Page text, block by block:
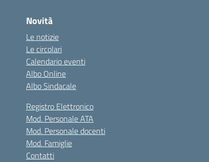
Novità
Le notizie
Le circolari
Calendario eventi
Albo Online
Albo Sindacale
Registro Elettronico
Mod. Personale ATA
Mod. Personale docenti
Mod. Famiglie
Contatti